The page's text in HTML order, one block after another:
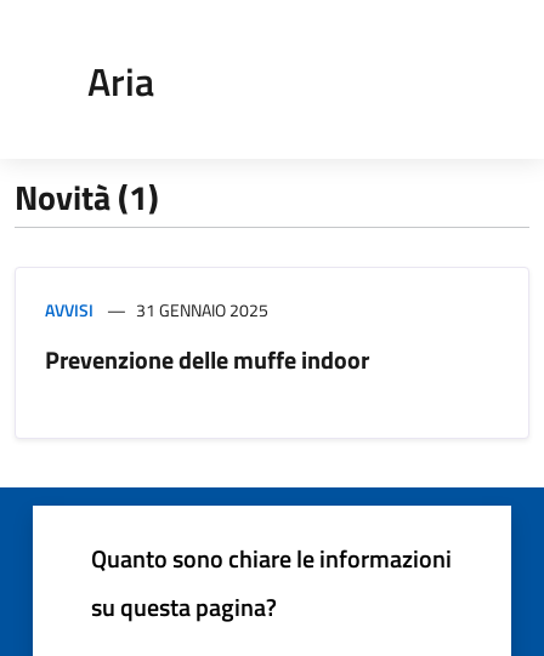
Aria
Novità (1)
AVVISI 31 GENNAIO 2025
Prevenzione delle muffe indoor
Quanto sono chiare le informazioni
su questa pagina?